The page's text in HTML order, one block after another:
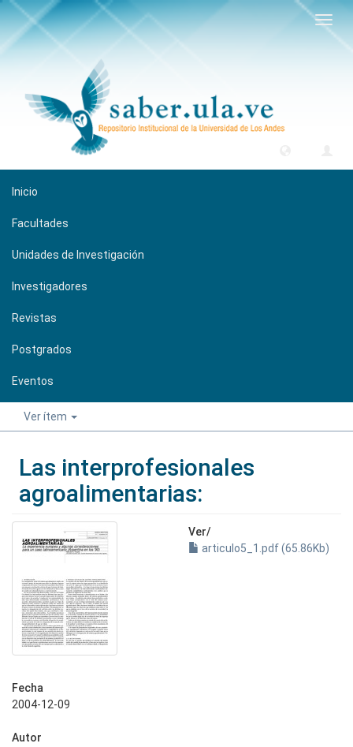
Inicio
Facultades
Unidades de Investigación
Investigadores
Revistas
Postgrados
Eventos
Ver ítem
Las interprofesionales
agroalimentarias:
Ver/
articulo5_1.pdf (65.86Kb)
Fecha
2004-12-09
Autor